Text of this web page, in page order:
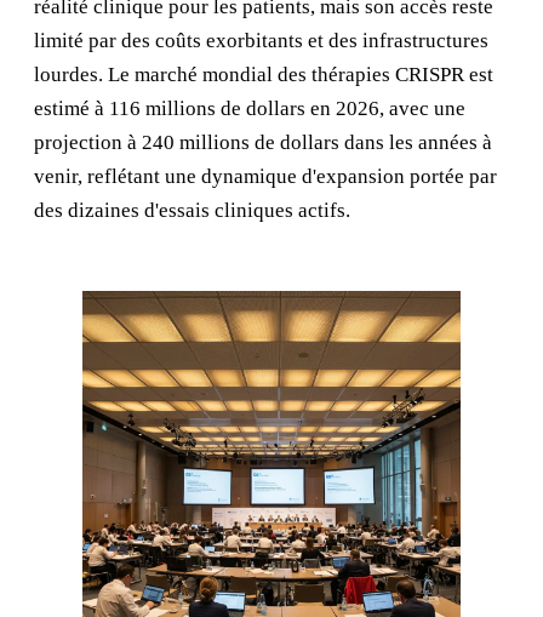
réalité clinique pour les patients, mais son accès reste
limité par des coûts exorbitants et des infrastructures
lourdes. Le marché mondial des thérapies CRISPR est
estimé à 116 millions de dollars en 2026, avec une
projection à 240 millions de dollars dans les années à
venir, reflétant une dynamique d'expansion portée par
des dizaines d'essais cliniques actifs.